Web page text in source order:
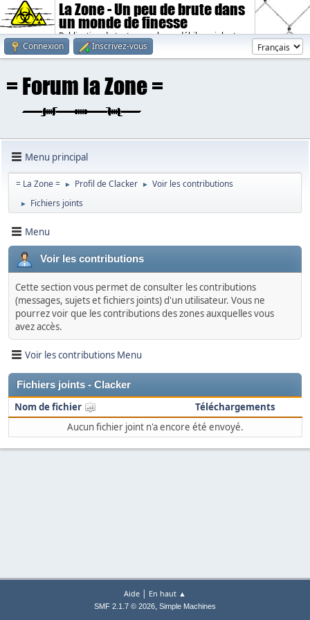
La Zone - Un peu de brute dans
un monde de finesse
Publication de textes sombres, débiles, violents.
Connexion
Inscrivez-vous
Menu principal
= La Zone = ► Profil de Clacker ► Voir les contributions
► Fichiers joints
Menu
Voir les contributions
Cette section vous permet de consulter les contributions
(messages, sujets et fichiers joints) d'un utilisateur. Vous ne
pourrez voir que les contributions des zones auxquelles vous
avez accès.
Voir les contributions Menu
Fichiers joints - Clacker
Nom de fichier
Téléchargements
Aucun fichier joint n'a encore été envoyé.
Aide | En haut ▲
SMF 2.1.7 © 2026, Simple Machines